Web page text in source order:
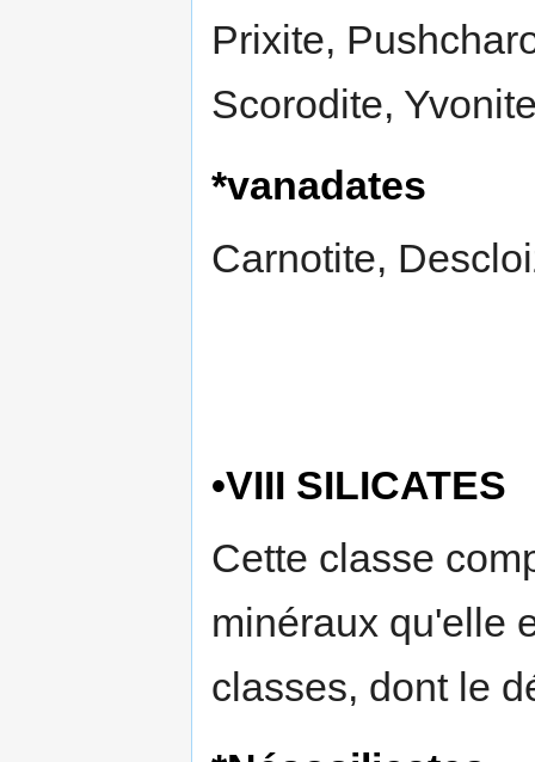
Prixite,
Scorodite,
*vanadates
Carnotite,
•VIII SILICATES
Cette classe
minéraux qu'elle
classes, dont le